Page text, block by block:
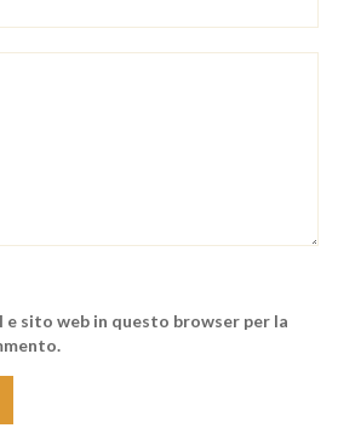
e sito web in questo browser per la